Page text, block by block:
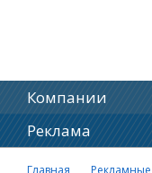
Компании
Реклама
Главная